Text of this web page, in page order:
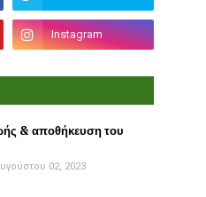
& αποθήκευση του
02, 2023